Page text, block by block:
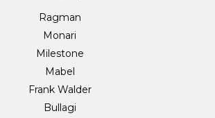
Ragman
Monari
Milestone
Mabel
Frank Walder
Bullagi